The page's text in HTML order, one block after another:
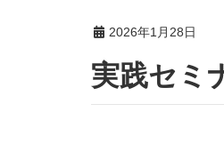
2026年1月28日
実践セ